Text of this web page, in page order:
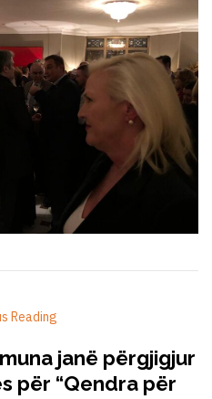
Reading
janë përgjigjur
për “Qendra për